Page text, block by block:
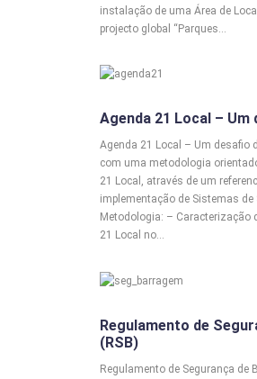
instalação de uma Área de
projecto global “Parques…
Agenda 21 Local –
Agenda 21 Local – Um desafio
com uma metodologia
21 Local, através de um
implementação de Sistemas
Metodologia: – Caracterização
21 Local no…
Regulamento de
(RSB)
Regulamento de Segurança